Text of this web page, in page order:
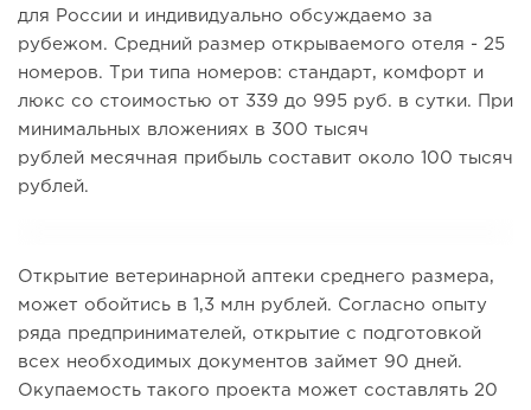
для России и индивидуально обсуждаемо за
рубежом. Средний размер открываемого отеля - 25
номеров. Три типа номеров: стандарт, комфорт и
люкс со стоимостью от 339 до 995 руб. в сутки. При
минимальных вложениях в 300 тысяч
рублей месячная прибыль составит около 100 тысяч
рублей.
Открытие ветеринарной аптеки среднего размера,
может обойтись в 1,3 млн рублей. Согласно опыту
ряда предпринимателей, открытие с подготовкой
всех необходимых документов займет 90 дней.
Окупаемость такого проекта может составлять 20